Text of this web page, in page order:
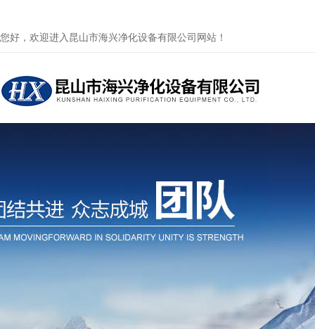
您好，欢迎进入昆山市海兴净化设备有限公司网站！